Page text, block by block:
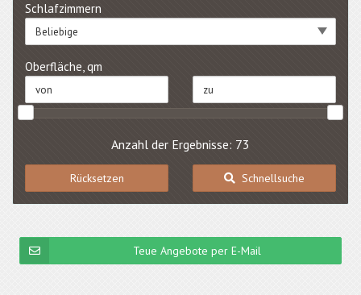
Schlafzimmern
Beliebige
Oberfläche, qm
Anzahl der Ergebnisse: 73
Rücksetzen Schnellsuche
Teue Angebote per E-Mail